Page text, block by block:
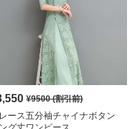
¥9500(割引前)
ース五分袖チャイナボタン